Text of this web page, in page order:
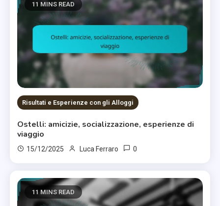
11 MINS READ
Risultati e Esperienze con gli Alloggi
Ostelli: amicizie, socializzazione, esperienze di
viaggio
15/12/2025 Luca Ferraro 0
11 MINS READ